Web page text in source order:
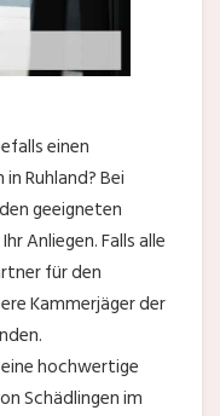
einen
Ruhland? Bei
geeigneten
Anliegen. Falls alle
für den
Kammerjäger der
hochwertige
Schädlingen im